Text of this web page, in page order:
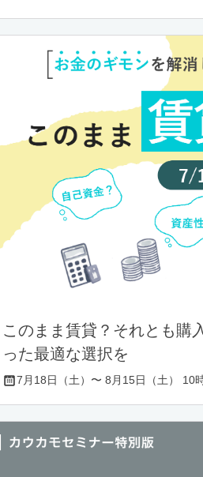
このまま賃貸？それとも購
った最適な選択を
7月18日（土）〜 8月15日（土） 10